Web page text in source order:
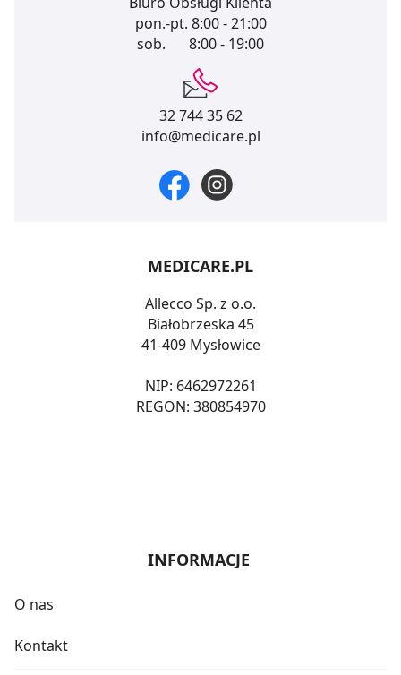
pon.-pt. 8:00 - 21:00
sob.
8:00 - 19:00
32 744 35 62
info@medicare.pl
MEDICARE.PL
Allecco Sp. z o.o.
Białobrzeska 45
41-409 Mysłowice
NIP: 6462972261
REGON: 380854970
INFORMACJE
O nas
Kontakt